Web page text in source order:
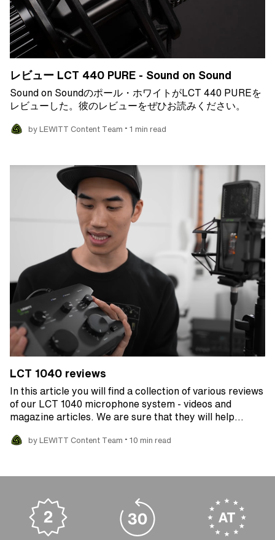
レビュー LCT 440 PURE - Sound on Sound
Sound on Soundのポール・ホワイトがLCT 440 PUREを
レビューした。彼のレビューをぜひお読みください。
by LEWITT Content Team • 1 min read
LCT 1040 reviews
In this article you will find a collection of various reviews
of our LCT 1040 microphone system - videos and
magazine articles. We are sure that they will help…
by LEWITT Content Team • 10 min read